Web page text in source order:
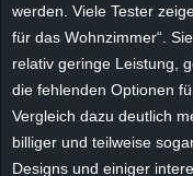
werden. Viele Tester
für das Wohnzimmer“.
relativ geringe Leistung,
die fehlenden Optionen
Vergleich dazu deutlich
billiger und teilweise
Designs und einiger